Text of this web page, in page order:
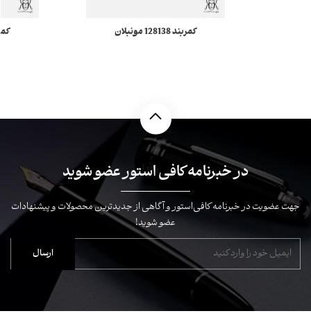
کمربند 128138 مونبلان
در خبرنامه کافی استور عضو شوید
جهت عضویت در خبرنامه کافی‌استور و آگاهی از جدیدترین محصولات و پیشنهادات
عضو شوید!